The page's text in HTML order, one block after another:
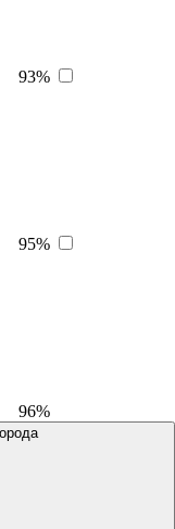
93%
95%
96%